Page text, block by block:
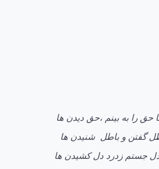
را به بينم ،حق ديدن ها
گفتن و باطل شنيدن ها
جستم زدرد دل كشيدن ها